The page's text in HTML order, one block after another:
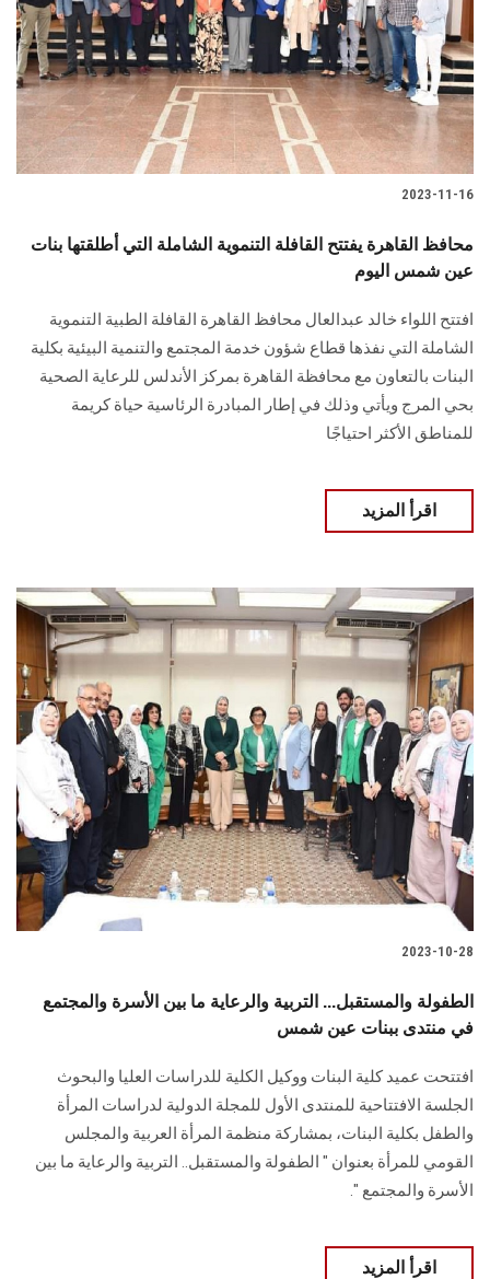
2023-11-16
محافظ القاهرة يفتتح القافلة التنموية الشاملة التي أطلقتها بنات
عين شمس اليوم
افتتح اللواء خالد عبدالعال محافظ القاهرة القافلة الطبية التنموية
الشاملة التي نفذها قطاع شؤون خدمة المجتمع والتنمية البيئية بكلية
البنات بالتعاون مع محافظة القاهرة بمركز الأندلس للرعاية الصحية
بحي المرج ويأتي وذلك في إطار المبادرة الرئاسية حياة كريمة
للمناطق الأكثر احتياجًا
اقرأ المزيد
2023-10-28
الطفولة والمستقبل... التربية والرعاية ما بين الأسرة والمجتمع
في منتدى ببنات عين شمس
افتتحت عميد كلية البنات ووكيل الكلية للدراسات العليا والبحوث
الجلسة الافتتاحية للمنتدى الأول للمجلة الدولية لدراسات المرأة
والطفل بكلية البنات، بمشاركة منظمة المرأة العربية والمجلس
القومي للمرأة بعنوان " الطفولة والمستقبل.. التربية والرعاية ما بين
الأسرة والمجتمع ".
اقرأ المزيد